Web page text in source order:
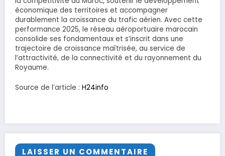
économique des territoires et accompagner
durablement la croissance du trafic aérien. Avec cette
performance 2025, le réseau aéroportuaire marocain
consolide ses fondamentaux et s’inscrit dans une
trajectoire de croissance maîtrisée, au service de
l’attractivité, de la connectivité et du rayonnement du
Royaume.
Source de l’article : H24info
LAISSER UN COMMENTAIRE